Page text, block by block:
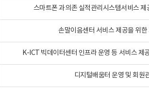
스마트폰 과의존 실적관리시스템서비스 제
손말이음센터 서비스 제공을 위한
K-ICT 빅데이터센터 인프라 운영 등 서비스 제
디지털배움터 운영 및 회원